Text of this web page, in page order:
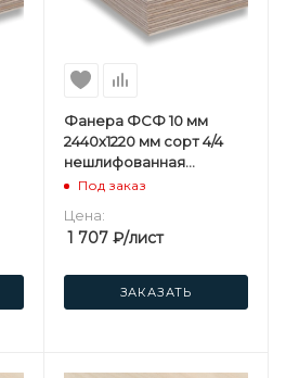
Фанера ФСФ 10 мм
2440х1220 мм сорт 4/4
нешлифованная
березовая
Под заказ
Цена:
1 707₽/лист
ЗАКАЗАТЬ